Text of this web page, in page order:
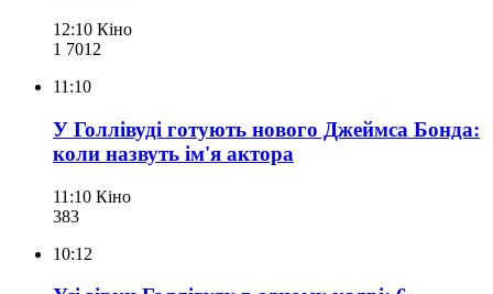
12:10 Кіно
1 701 2
11:10
У Голлівуді готують нового Джеймса Бонда:
коли назвуть ім'я актора
11:10 Кіно
383
10:12